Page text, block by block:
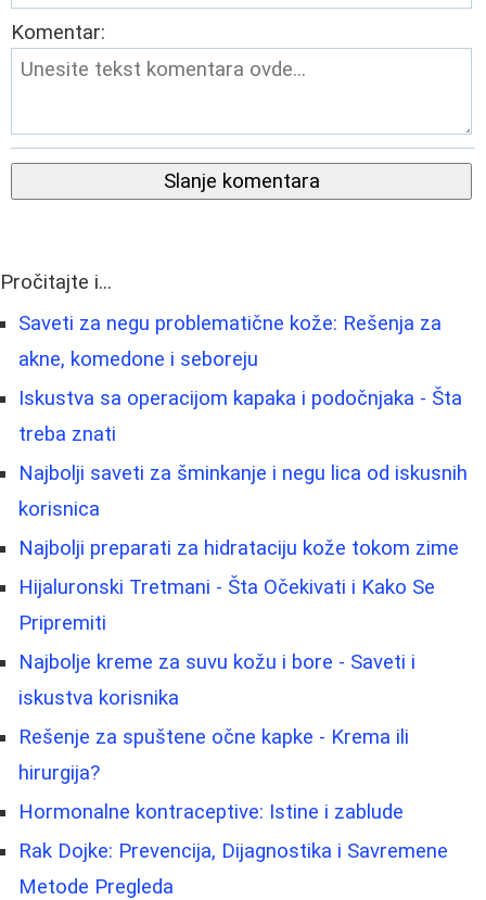
Komentar:
Slanje komentara
Pročitajte i...
Saveti za negu problematične kože: Rešenja za
akne, komedone i seboreju
Iskustva sa operacijom kapaka i podočnjaka - Šta
treba znati
Najbolji saveti za šminkanje i negu lica od iskusnih
korisnica
Najbolji preparati za hidrataciju kože tokom zime
Hijaluronski Tretmani - Šta Očekivati i Kako Se
Pripremiti
Najbolje kreme za suvu kožu i bore - Saveti i
iskustva korisnika
Rešenje za spuštene očne kapke - Krema ili
hirurgija?
Hormonalne kontraceptive: Istine i zablude
Rak Dojke: Prevencija, Dijagnostika i Savremene
Metode Pregleda